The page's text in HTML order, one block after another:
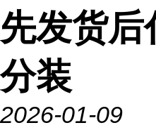
先发货后
分装
2026-01-09